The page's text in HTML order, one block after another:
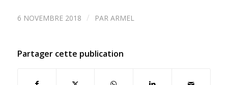
6 NOVEMBRE 2018 / PAR ARMEL
Partager cette publication